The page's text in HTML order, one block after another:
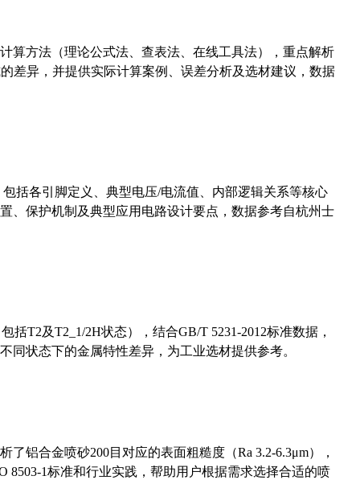
算方法（理论公式法、查表法、在线工具法），重点解析
差异，并提供实际计算案例、误差分析及选材建议，数据
括各引脚定义、典型电压/电流值、内部逻辑关系等核心
、保护机制及典型应用电路设计要点，数据参考自杭州士
T2及T2_1/2H状态），结合GB/T 5231-2012标准数据，
同状态下的金属特性差异，为工业选材提供参考。
铝合金喷砂200目对应的表面粗糙度（Ra 3.2-6.3μm），
8503-1标准和行业实践，帮助用户根据需求选择合适的喷